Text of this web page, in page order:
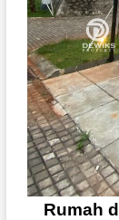
Rumah